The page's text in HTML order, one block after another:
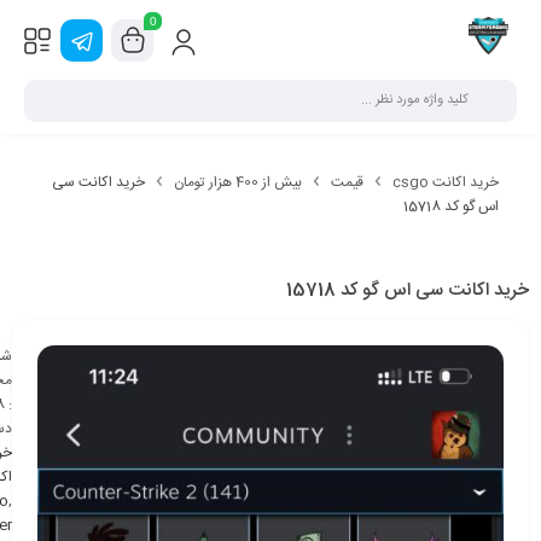
0
خرید اکانت csgo قیمت بیش از 400 هزار تومان
خرید اکانت سی
اس گو کد 15718
خرید اکانت سی اس گو کد 15718
:
,